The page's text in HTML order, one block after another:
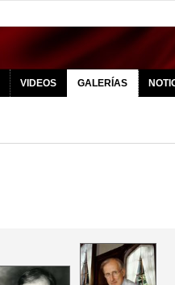
VIDEOS GALERÍAS